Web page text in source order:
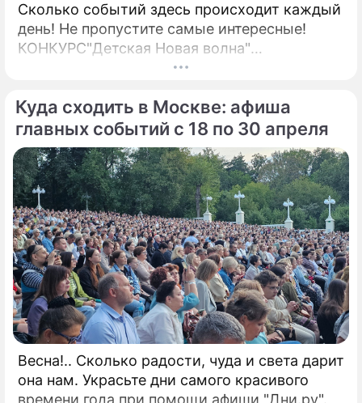
Сколько событий здесь происходит каждый
день! Не пропустите самые интересные!
КОНКУРС"Детская Новая волна"
Всероссийский детский вокальный конкурс
при поддержке Министерства просвещения
Российской Федерации.
Куда сходить в Москве: афиша
главных событий с 18 по 30 апреля
Весна!.. Сколько радости, чуда и света дарит
она нам. Украсьте дни самого красивого
времени года при помощи афиши "Дни.ру".